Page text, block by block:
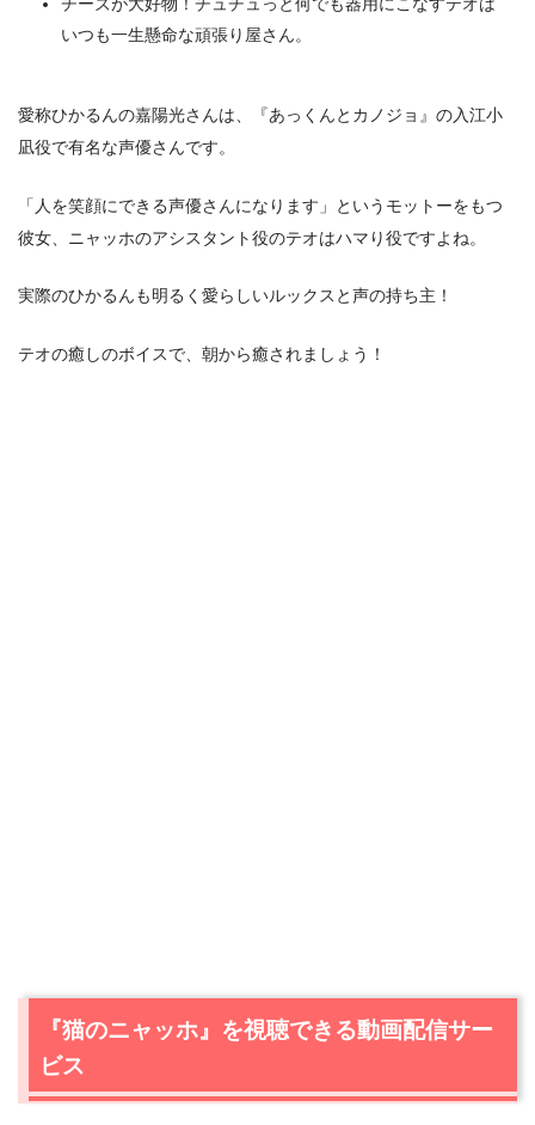
いつも一生懸命な頑張り屋さん。
愛称ひかるんの嘉陽光さんは、『あっくんとカノジョ』の入江小
凪役で有名な声優さんです。
「人を笑顔にできる声優さんになります」というモットーをもつ
彼女、ニャッホのアシスタント役のテオはハマり役ですよね。
実際のひかるんも明るく愛らしいルックスと声の持ち主！
テオの癒しのボイスで、朝から癒されましょう！
『猫のニャッホ』を視聴できる動画配信サー
ビス